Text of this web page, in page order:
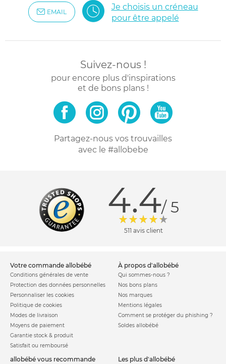
EMAIL
Je choisis un créneau
pour être appelé
Suivez-nous !
pour encore plus d'inspirations
et de bons plans !
Partagez-nous vos trouvailles
avec le #allobebe
4.4/ 5
511 avis client
votre commande allobébé
Conditions générales de vente
Protection des données personnelles
Personnaliser les cookies
Politique de cookies
Modes de livraison
Moyens de paiement
Garantie stock & produit
Satisfait ou remboursé
à propos d'allobébé
Qui sommes-nous ?
Nos bons plans
Nos marques
Mentions légales
Comment se protéger du phishing ?
Soldes allobébé
allobébé vous recommande les plus d'allobébé